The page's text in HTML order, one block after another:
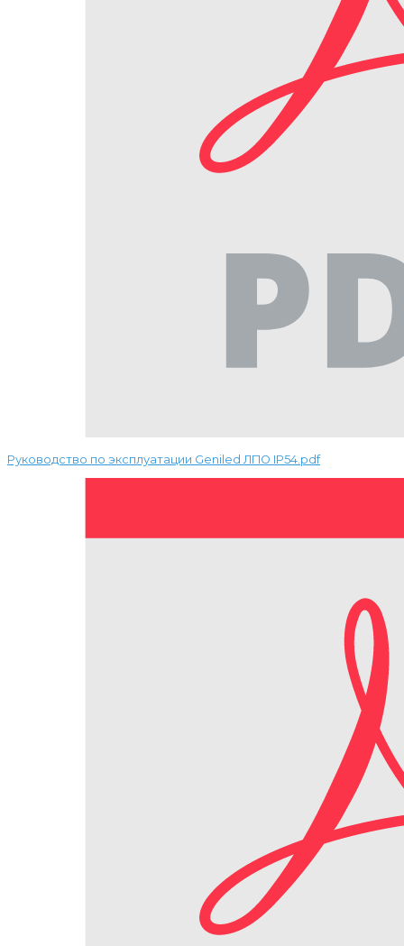
Руководство по эксплуатации Geniled ЛПО IP54.pdf